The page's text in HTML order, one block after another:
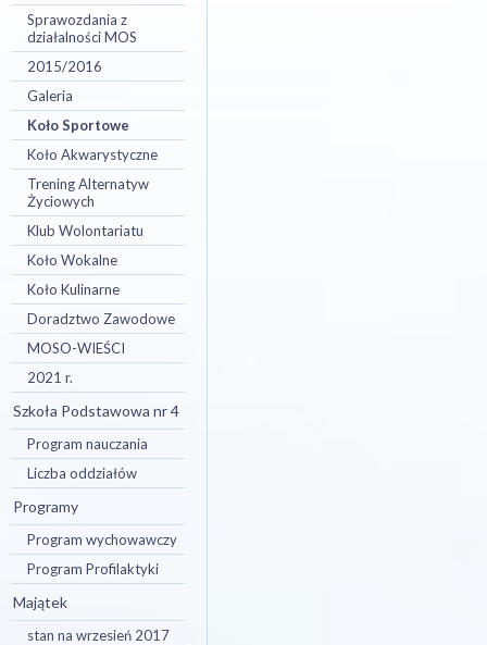
Sprawozdania z
działalności MOS
2015/2016
Galeria
Koło Sportowe
Koło Akwarystyczne
Trening Alternatyw
Życiowych
Klub Wolontariatu
Koło Wokalne
Koło Kulinarne
Doradztwo Zawodowe
MOSO-WIEŚCI
2021 r.
Szkoła Podstawowa nr 4
Program nauczania
Liczba oddziałów
Programy
Program wychowawczy
Program Profilaktyki
Majątek
stan na wrzesień 2017